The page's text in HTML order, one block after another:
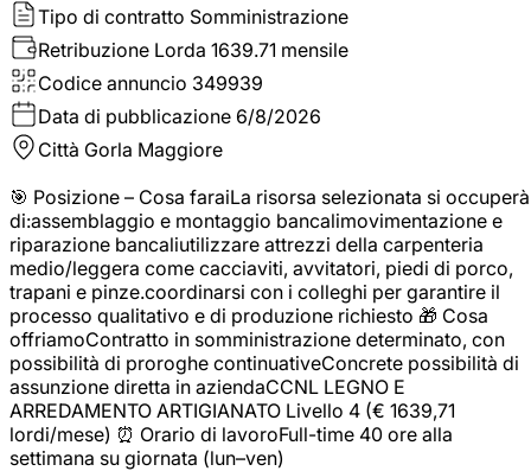
Tipo di contratto Somministrazione
Retribuzione Lorda 1639.71 mensile
Codice annuncio 349939
Data di pubblicazione 6/8/2026
Città Gorla Maggiore
🎯 Posizione – Cosa faraiLa risorsa selezionata si occuperà
di:assemblaggio e montaggio bancalimovimentazione e
riparazione bancaliutilizzare attrezzi della carpenteria
medio/leggera come cacciaviti, avvitatori, piedi di porco,
trapani e pinze.coordinarsi con i colleghi per garantire il
processo qualitativo e di produzione richiesto 🎁 Cosa
offriamoContratto in somministrazione determinato, con
possibilità di proroghe continuativeConcrete possibilità di
assunzione diretta in aziendaCCNL LEGNO E
ARREDAMENTO ARTIGIANATO Livello 4 (€ 1639,71
lordi/mese) ⏰ Orario di lavoroFull-time 40 ore alla
settimana su giornata (lun–ven)